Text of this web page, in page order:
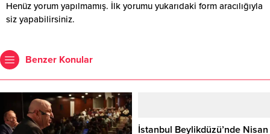
Henüz yorum yapılmamış. İlk yorumu yukarıdaki form aracılığıyla
siz yapabilirsiniz.
Benzer Konular
İstanbul Beylikdüzü’nde Nisan